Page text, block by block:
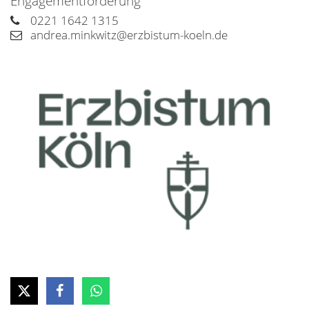
0221 1642 1315
andrea.minkwitz@erzbistum-koeln.de